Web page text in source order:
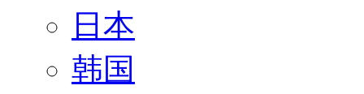
日本
韩国